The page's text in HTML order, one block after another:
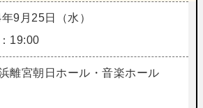
9月25日（水）
19:00
離宮朝日ホール・音楽ホール